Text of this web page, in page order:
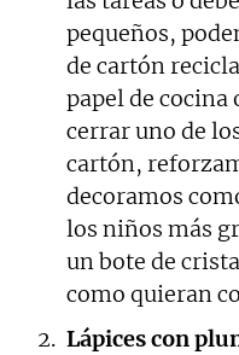
pequeños,
de cartón
papel de cocina
cerrar uno de
cartón,
decoramos
los niños más
un bote de
como quieran
Lápices con